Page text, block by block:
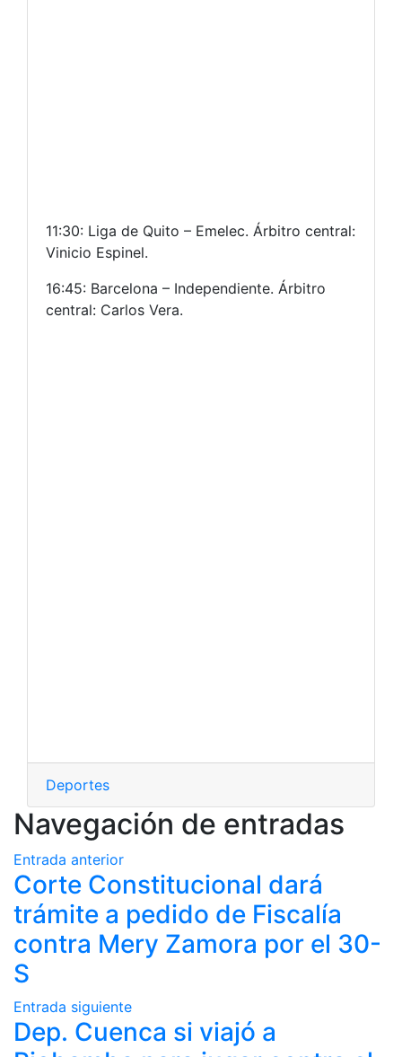
11:30: Liga de Quito – Emelec. Árbitro central:
Vinicio Espinel.
16:45: Barcelona – Independiente. Árbitro
central: Carlos Vera.
Deportes
Navegación de entradas
Entrada anterior
Corte Constitucional dará
trámite a pedido de Fiscalía
contra Mery Zamora por el 30-
S
Entrada siguiente
Dep. Cuenca si viajó a